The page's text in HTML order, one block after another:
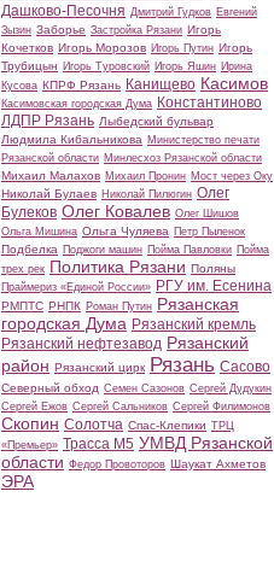
Дашково-Песочня Дмитрий Гудков Евгений
Зызин Заборье Застройка Рязани Игорь
Кочетков Игорь Морозов Игорь Путин Игорь
Трубицын Игорь Туровский Игорь Яшин Ирина
Кусова КПРФ Рязань Канищево Касимов
Касимовская городская Дума Константиново
ЛДПР Рязань Лыбедский бульвар
Людмила Кибальникова Министерство печати
Рязанской области Минлесхоз Рязанской области
Михаил Малахов Михаил Пронин Мост через Оку
Николай Булаев Николай Пилюгин Олег
Булеков Олег Ковалев Олег Шишов
Ольга Мишина Ольга Чуляева Петр Пыленок
Подбелка Поджоги машин Пойма Павловки Пойма
трех рек Политика Рязани Поляны
Праймериз «Единой России» РГУ им. Есенина
РМПТС РНПК Роман Путин Рязанская
городская Дума Рязанский кремль
Рязанский нефтезавод Рязанский
район Рязанский цирк Рязань Сасово
Северный обход Семен Сазонов Сергей Дудукин
Сергей Ежов Сергей Сальников Сергей Филимонов
Скопин Солотча Спас-Клепики ТРЦ
«Премьер» Трасса М5 УМВД Рязанской
области Федор Провоторов Шаукат Ахметов
ЭРА